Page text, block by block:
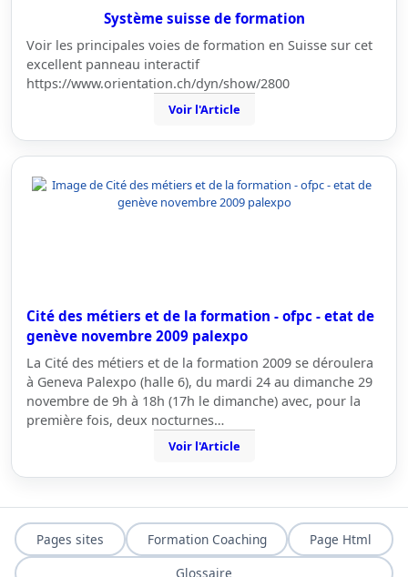
Système suisse de formation
Voir les principales voies de formation en Suisse sur cet
excellent panneau interactif
https://www.orientation.ch/dyn/show/2800
Voir l'Article
Cité des métiers et de la formation - ofpc - etat de
genève novembre 2009 palexpo
La Cité des métiers et de la formation 2009 se déroulera
à Geneva Palexpo (halle 6), du mardi 24 au dimanche 29
novembre de 9h à 18h (17h le dimanche) avec, pour la
première fois, deux nocturnes…
Voir l'Article
Pages sites Formation Coaching
Page Html
Glossaire